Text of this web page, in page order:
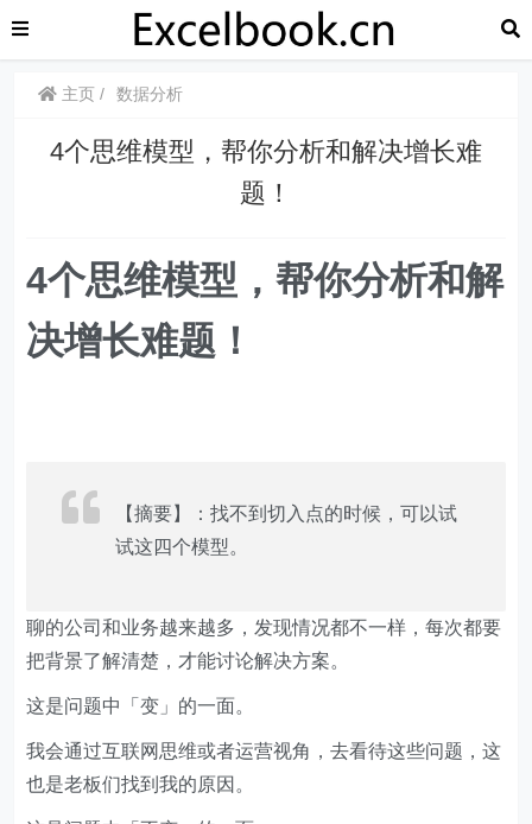
主页 数据分析
​​4个思维模型，帮你分析和解决增长难
题！
4个思维模型，帮你分析和解
决增长难题！
【摘要】：找不到切入点的时候，可以试
试这四个模型。
聊的公司和业务越来越多，发现情况都不一样，每次都要
把背景了解清楚，才能讨论解决方案。
这是问题中「变」的一面。
我会通过互联网思维或者运营视角，去看待这些问题，这
也是老板们找到我的原因。